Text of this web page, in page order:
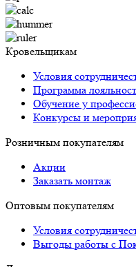
Кровельщикам
Условия
Программа
Обучение у
Конкурсы и
Розничным покупателям
Акции
Заказать монтаж
Оптовым покупателям
Условия
Выгоды работы с